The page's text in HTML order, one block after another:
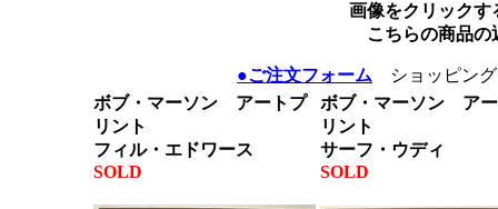
画像をクリックす
こちらの商品の
●ご注文フォーム
ショッピン
ボブ・マーソン アートプ
リント
フィル・エドワース
SOLD
ボブ・マーソン ア
リント
サーフ・ウディ
SOLD